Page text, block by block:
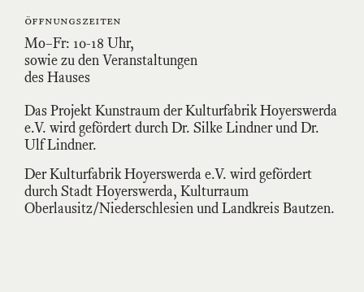
öffnungszeiten
Mo–Fr: 10-18 Uhr,
sowie zu den Veranstaltungen
des Hauses
Das Projekt Kunstraum der Kulturfabrik Hoyerswerda
e.V. wird gefördert durch Dr. Silke Lindner und Dr.
Ulf Lindner.
Der Kulturfabrik Hoyerswerda e.V. wird gefördert
durch Stadt Hoyerswerda, Kulturraum
Oberlausitz/Niederschlesien und Landkreis Bautzen.